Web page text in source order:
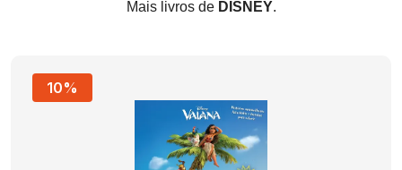
Mais livros de DISNEY.
10%